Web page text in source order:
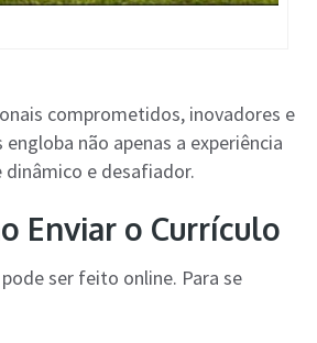
comprometidos, inovadores e
não apenas a experiência
e desafiador.
Enviar o Currículo
ser feito online. Para se